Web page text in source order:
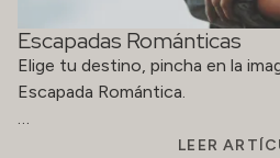
Escapadas Románticas
Elige tu destino, pincha en la
Escapada Romántica.
LEER